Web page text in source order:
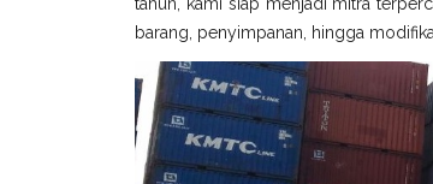
tahun, kami siap menjadi mitra
barang, penyimpanan, hingga